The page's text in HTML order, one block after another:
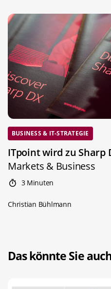
BUSINESS & IT-STRATEGIE
ITpoint wird zu Sharp
Markets & Business
3 Minuten
Christian Bühlmann
Das könnte Sie